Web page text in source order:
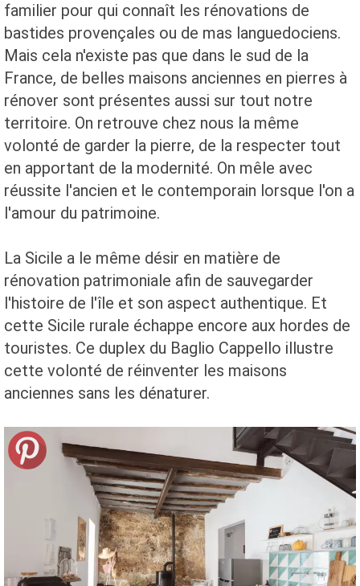
familier pour qui connaît les rénovations de
bastides provençales ou de mas languedociens.
Mais cela n'existe pas que dans le sud de la
France, de belles maisons anciennes en pierres à
rénover sont présentes aussi sur tout notre
territoire. On retrouve chez nous la même
volonté de garder la pierre, de la respecter tout
en apportant de la modernité. On mêle avec
réussite l'ancien et le contemporain lorsque l'on a
l'amour du patrimoine.
La Sicile a le même désir en matière de
rénovation patrimoniale afin de sauvegarder
l'histoire de l'île et son aspect authentique. Et
cette Sicile rurale échappe encore aux hordes de
touristes. Ce duplex du Baglio Cappello illustre
cette volonté de réinventer les maisons
anciennes sans les dénaturer.